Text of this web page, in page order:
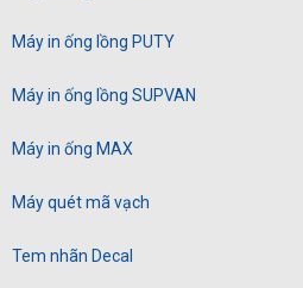
Máy in ống lồng PUTY
Máy in ống lồng SUPVAN
Máy in ống MAX
Máy quét mã vạch
Tem nhãn Decal